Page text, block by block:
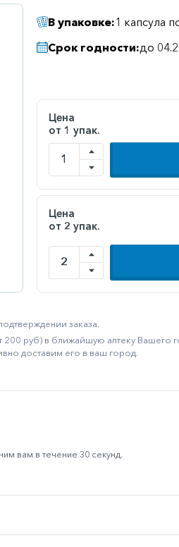
В упаковке:1 капсула
Срок годности:до
Цена
от 1 упак.
Цена
от 2 упак.
заказа.
200 руб) в ближайшую аптеку
доставим его в ваш город.
вам в течение 30 секунд.